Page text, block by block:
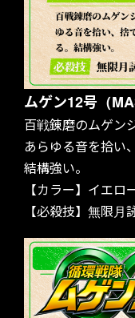
ムゲン12号（
百戦錬磨のムゲン
あらゆる音を拾い
結構強い。
【カラー】イエロ
【必殺技】無限月